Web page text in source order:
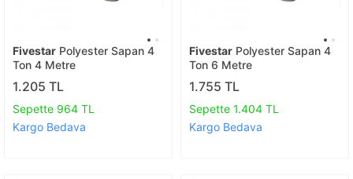
Fivestar Polyester Sapan 4
Ton 4 Metre
1.205 TL
Sepette 964 TL
Kargo Bedava
Fivestar Polyester Sapan 4
Ton 6 Metre
1.755 TL
Sepette 1.404 TL
Kargo Bedava